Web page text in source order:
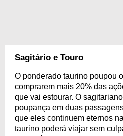
Sagitário e Touro
O ponderado taurino poupou
comprarem mais 20% das
que vai estourar. O
poupança em duas
que eles continuem eternos
taurino poderá viajar sem